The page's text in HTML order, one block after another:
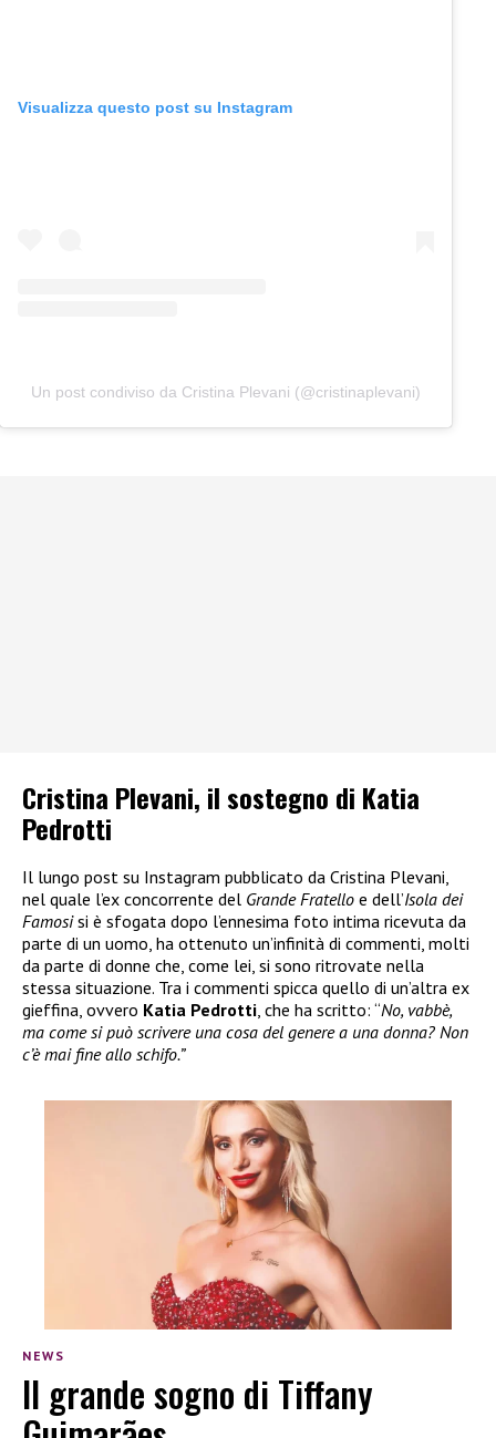
Visualizza questo post su Instagram
Un post condiviso da Cristina Plevani (@cristinaplevani)
Cristina Plevani, il sostegno di Katia
Pedrotti
Il lungo post su Instagram pubblicato da Cristina Plevani,
nel quale l’ex concorrente del Grande Fratello e dell’Isola dei
Famosisi è sfogata dopo l’ennesima foto intima ricevuta da
parte di un uomo, ha ottenuto un’infinità di commenti, molti
da parte di donne che, come lei, si sono ritrovate nella
stessa situazione. Tra i commenti spicca quello di un’altra ex
gieffina, ovvero Katia Pedrotti, che ha scritto: “No, vabbè,
ma come si può scrivere una cosa del genere a una donna? Non
c’è mai fine allo schifo.”
NEWS
Il grande sogno di Tiffany